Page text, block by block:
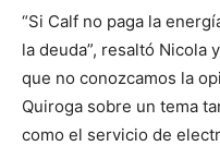
“Si Calf no paga la
la deuda”, resaltó Nicola
que no conozcamos la
Quiroga sobre un tema
como el servicio de